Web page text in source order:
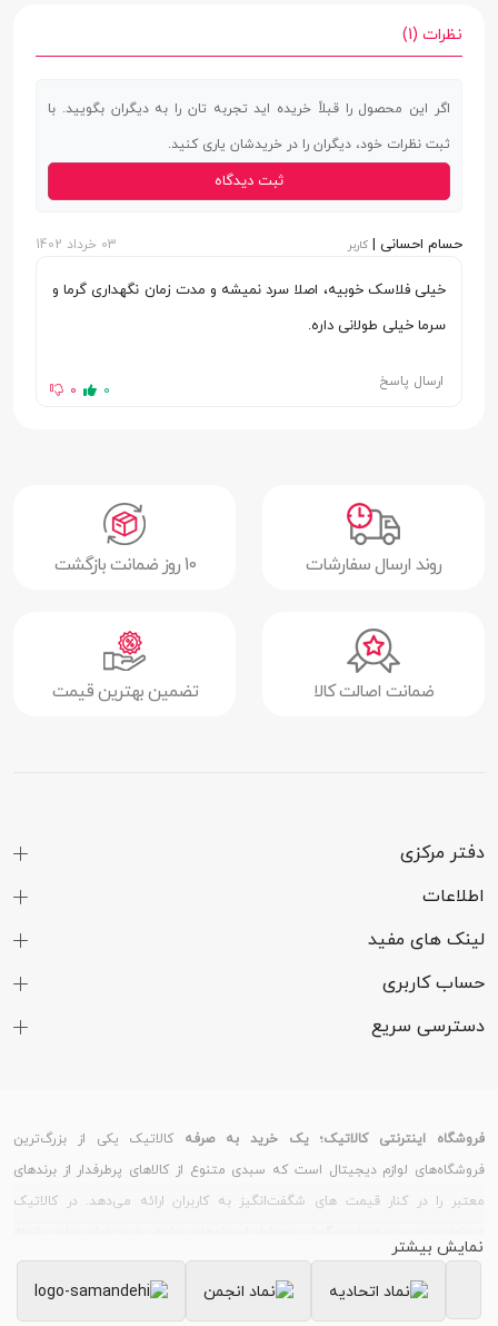
جنس بدنه
سایر ویژگی ها
شستشوی آسان | دارای ضامن برای جلوگیری از
نظرات (1)
اگر این محصول را قبلاً خریده اید تجربه تان را به دیگران بگویید. با
ثبت نظرات خود، دیگران را در خریدشان یاری کنید.
ثبت دیدگاه
حسام احسانی | کاربر 03 خرداد 1402
خیلی فلاسک خوبیه، اصلا سرد نمیشه و مدت زمان نگهداری گرما و
سرما خیلی طولانی داره.
0
0 ارسال پاسخ
روند ارسال سفارشات 10 روز ضمانت بازگشت
ضمانت اصالت کالا تضمین بهترین قیمت
دفتر مرکزی
اطلاعات
لینک های مفید
حساب کاربری
دسترسی سریع
فروشگاه اینترنتی کالاتیک؛ یک خرید به صرفه کالاتیک یکی از بزرگ‌ترین
فروشگاه‌های لوازم دیجیتال است که سبدی متنوع از کالاهای پرطرفدار از برندهای
معتبر را در کنار قیمت های شگفت‌انگیز به کاربران ارائه می‌دهد. در کالاتیک
گوشی و تبلت، خرید ساعت هوشمند و دستبند سلامت و خرید لپ تاپ و لوازم
جانبی کامپیوتر اقدام کنید.
نمایش بیشتر